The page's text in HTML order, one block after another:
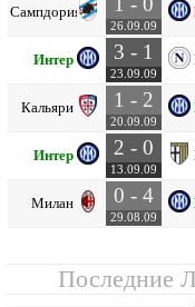
Сампдория
26.09.09
Интер 3 - 1
23.09.09
Кальяри 1 - 2
20.09.09
Интер 2 - 0
13.09.09
Милан 0 - 4
29.08.09
Последние